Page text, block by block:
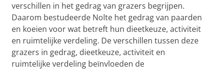
verschillen in het gedrag van grazers begrijpen.
Daarom bestudeerde Nolte het gedrag van paarden
en koeien voor wat betreft hun dieetkeuze, activiteit
en ruimtelijke verdeling. De verschillen tussen deze
grazers in gedrag, dieetkeuze, activiteit en
ruimtelijke verdeling beïnvloeden de